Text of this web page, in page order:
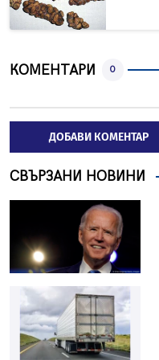
КОМЕНТАРИ 0
ДОБАВИ КОМЕНТАР
СВЪРЗАНИ НОВИНИ